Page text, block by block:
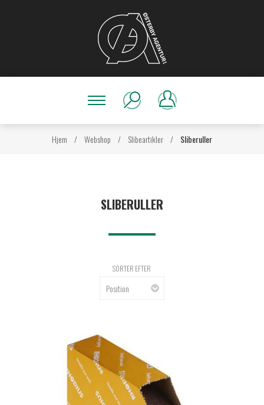
Hjem / Webshop / Slibeartikler / Sliberuller
SLIBERULLER
SORTER EFTER